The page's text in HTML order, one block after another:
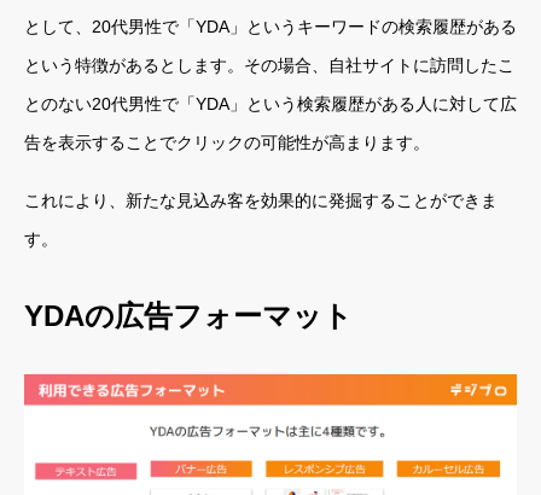
として、20代男性で「YDA」というキーワードの検索履歴がある
という特徴があるとします。その場合、自社サイトに訪問したこ
とのない20代男性で「YDA」という検索履歴がある人に対して広
告を表示することでクリックの可能性が高まります。
これにより、新たな見込み客を効果的に発掘することができま
す。
YDAの広告フォーマット